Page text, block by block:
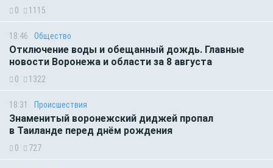
0 1115
18:46 Общество
Отключение воды и обещанный дождь. Главные
новости Воронежа и области за 8 августа
0 1322
18:31 Происшествия
Знаменитый воронежский диджей пропал
в Таиланде перед днём рождения
0 727